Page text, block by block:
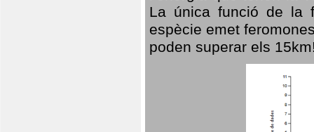
La única funció de la
espècie emet
poden superar els